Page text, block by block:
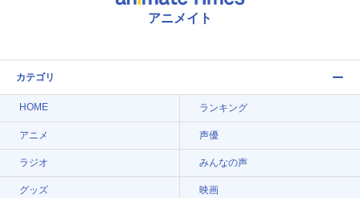
アニメイト
カテゴリ
HOME ランキング
アニメ 声優
ラジオ みんなの声
グッズ 映画